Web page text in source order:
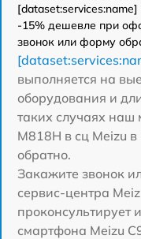
[dataset:services:name]
-15% дешевле при
звонок или форму
выполняется на
оборудования и
таких случаях наш
M818H в сц Meizu
обратно.
Закажите звонок
сервис-центра
проконсультирует
смартфона Meizu